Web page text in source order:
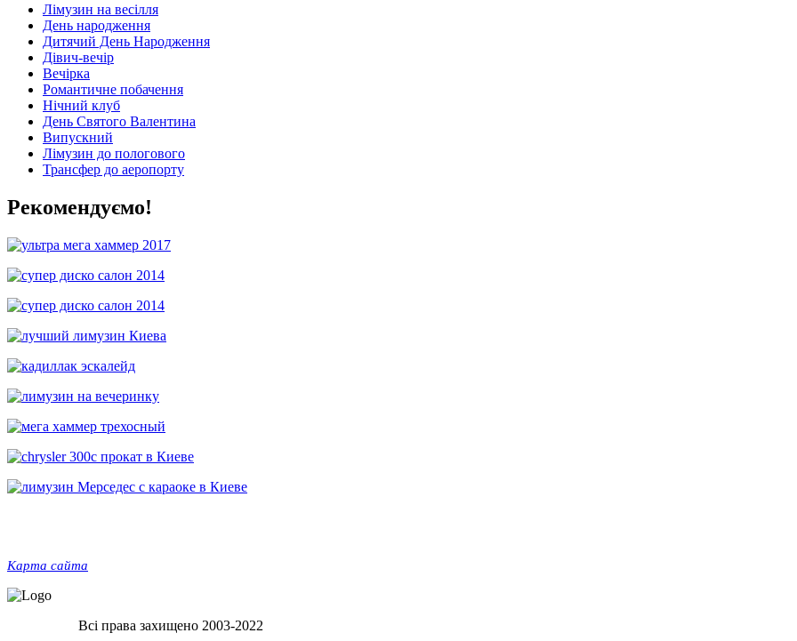
Лімузин на весілля
День народження
Дитячий День Народження
Дівич-вечір
Вечірка
Романтичне побачення
Нічний клуб
День Святого Валентина
Випускний
Лімузин до пологового
Трансфер до аеропорту
Рекомендуємо!
Карта сайта
Всі права захищено 2003-2022